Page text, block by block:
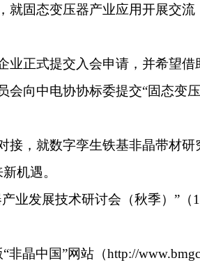
就固态变压器产业应用开展交流
正式提交入会申请，并希望
会向中电协协标委提交“固态变
接，就数字孪生铁基非晶带材
机遇。
业发展技术研讨会（秋季）”
晶中国”网站（http://